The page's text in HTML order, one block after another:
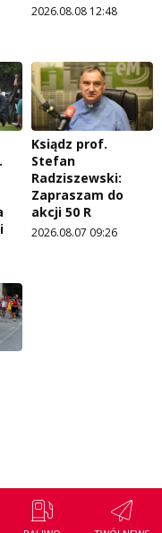
2026.08.08 12:48
Ksiądz prof.
Stefan
Radziszewski:
Zapraszam do
akcji 50 R
2026.08.07 09:26